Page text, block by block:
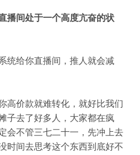
播间处于一个高度亢奋的状
给你直播间，推人就会减
价款就难转化，就好比我们
子去了好多人，大家都在疯
会不管三七二十一，先冲上去
时间去思考这个东西到底好不